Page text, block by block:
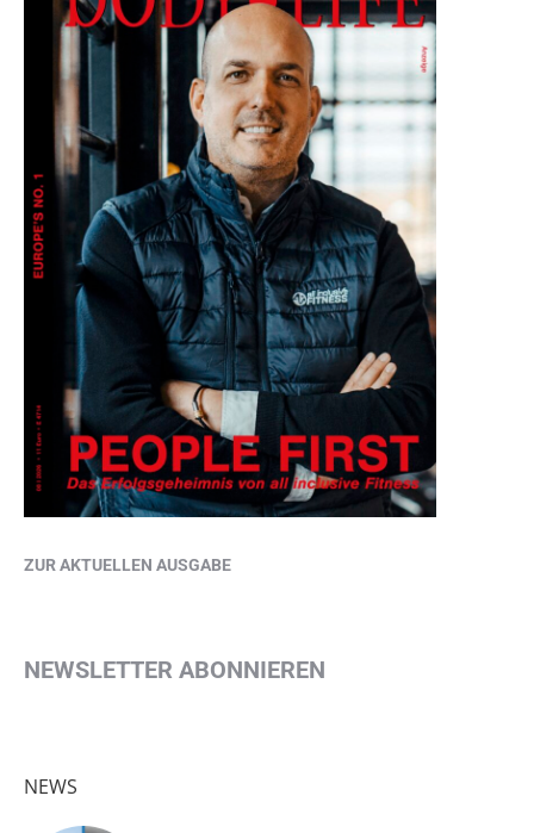
ZUR AKTUELLEN AUSGABE
NEWSLETTER ABONNIEREN
NEWS